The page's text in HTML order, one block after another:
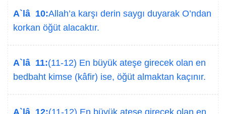
A`lâ 10:Allah’a karşı derin saygı duyarak O’ndan
korkan öğüt alacaktır.
A`lâ 11:(11-12) En büyük ateşe girecek olan en
bedbaht kimse (kâfir) ise, öğüt almaktan kaçınır.
A`lâ 12:(11-12) En büyük ateşe girecek olan en